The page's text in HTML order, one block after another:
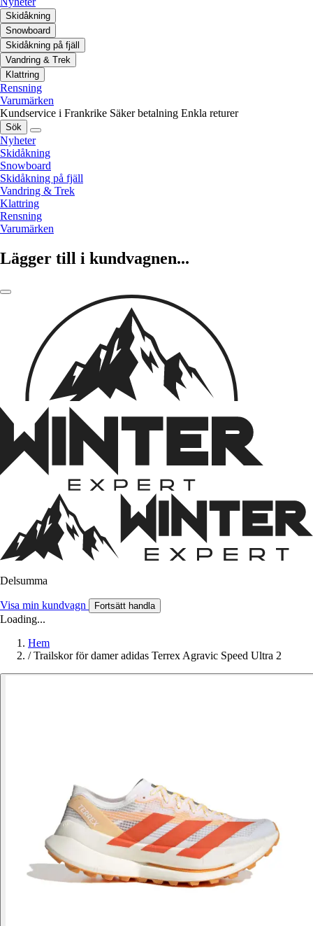
Skidåkning
Snowboard
Skidåkning på fjäll
Vandring & Trek
Klattring
Rensning
Varumärken
Kundservice i Frankrike Säker betalning Enkla returer
Sök
Nyheter
Skidåkning
Snowboard
Skidåkning på fjäll
Vandring & Trek
Klattring
Rensning
Varumärken
Lägger till i kundvagnen...
Delsumma
Visa min kundvagn Fortsätt handla
Loading...
Hem
/ Trailskor för damer adidas Terrex Agravic Speed Ultra 2